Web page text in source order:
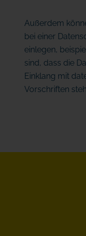
Außerdem
bei einer
einlegen,
sind, dass die
Einklang mit
Vorschriften